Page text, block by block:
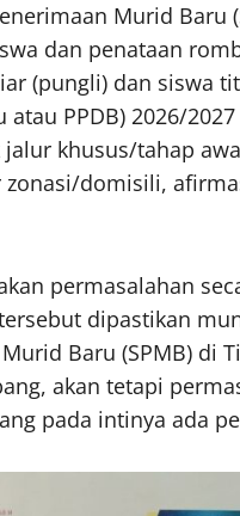
Murid Baru
dan penataan
(pungli) dan siswa
PPDB) 2026/
khusus/tahap
domisili,
permasalahan
dipastikan
Baru (SPMB) di
akan tetapi
pada intinya ada